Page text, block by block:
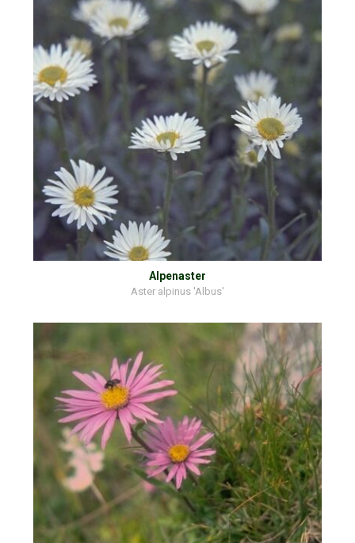
Alpenaster
Aster alpinus 'Albus'